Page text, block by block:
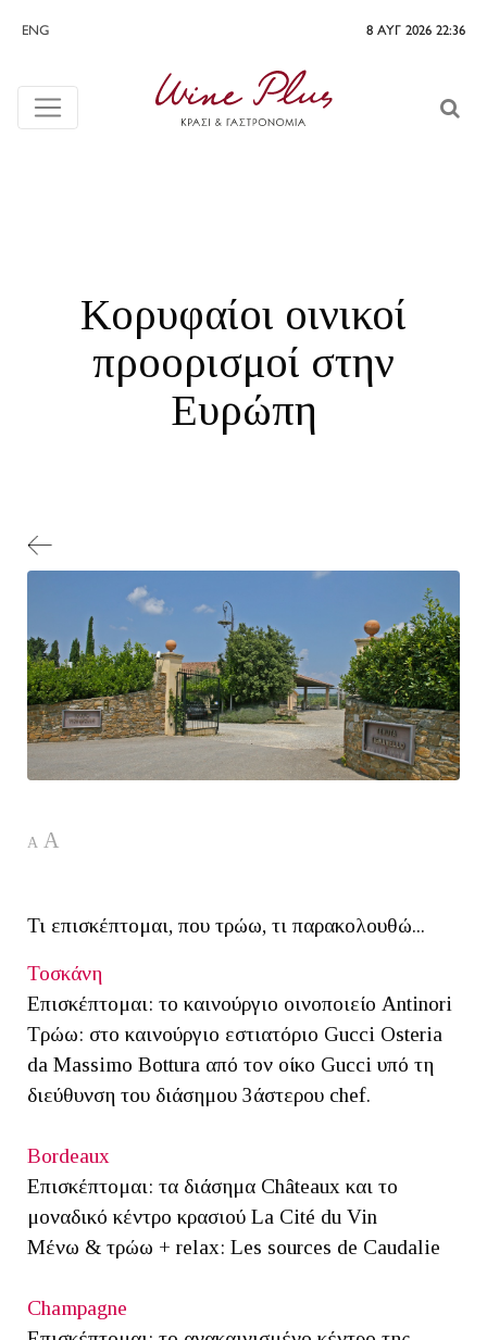
ENG 8 ΑΥΓ 2026 22:36
Κορυφαίοι οινικοί
προορισμοί στην
Ευρώπη
A A
Τι επισκέπτομαι, που τρώω, τι παρακολουθώ...
Τοσκάνη
Επισκέπτομαι: το καινούργιο οινοποιείο Antinori
Τρώω: στο καινούργιο εστιατόριο Gucci Osteria
da Massimo Bottura από τον οίκο Gucci υπό τη
διεύθυνση του διάσημου 3άστερου chef.
Bordeaux
Επισκέπτομαι: τα διάσημα Châteaux και το
μοναδικό κέντρο κρασιού La Cité du Vin
Μένω & τρώω + relax: Les sources de Caudalie
Champagne